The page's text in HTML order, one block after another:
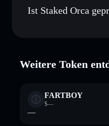
kontrollierst
Ist Staked Orca
Weitere Token
FARTBOY
$—
—